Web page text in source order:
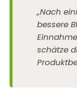
„Nach
bessere
schätze